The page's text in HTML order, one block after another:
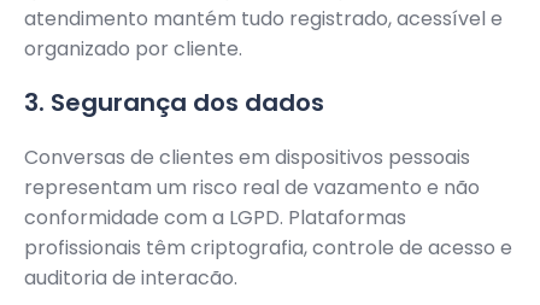
atendimento mantém tudo registrado, acessível e
organizado por cliente.
3. Segurança dos dados
Conversas de clientes em dispositivos pessoais
representam um risco real de vazamento e não
conformidade com a LGPD. Plataformas
profissionais têm criptografia, controle de acesso e
auditoria de interacão.